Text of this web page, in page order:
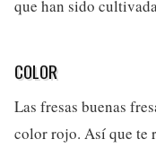
que han sido
COLOR
Las fresas buenas
color rojo. Así que te